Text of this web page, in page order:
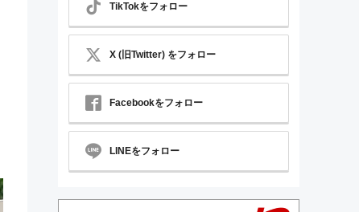
TikTokをフォロー
X (旧Twitter) をフォロー
Facebookをフォロー
LINEをフォロー